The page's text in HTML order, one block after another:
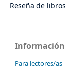
Reseña de libros
Información
Para lectores/as